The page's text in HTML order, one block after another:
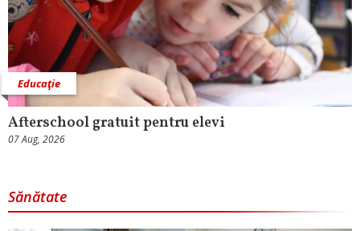
Educaţie
Afterschool gratuit pentru elevi
07 Aug, 2026
Sănătate